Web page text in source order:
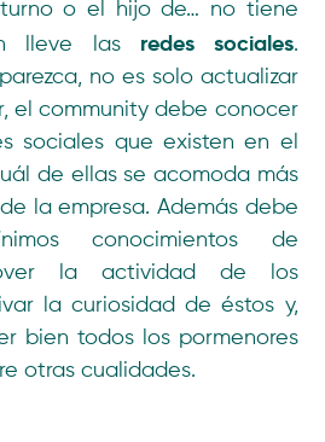
o el hijo de… no tiene
lleve las redes sociales.
no es solo actualizar
el community debe conocer
sociales que existen en el
de ellas se acomoda más
la empresa. Además debe
conocimientos de
la actividad de los
la curiosidad de éstos y,
bien todos los pormenores
otras cualidades.